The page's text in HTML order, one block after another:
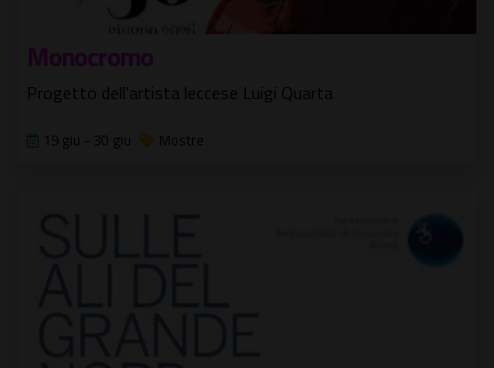
Monocromo
Progetto dell'artista leccese Luigi Quarta
19 giu - 30 giu Mostre